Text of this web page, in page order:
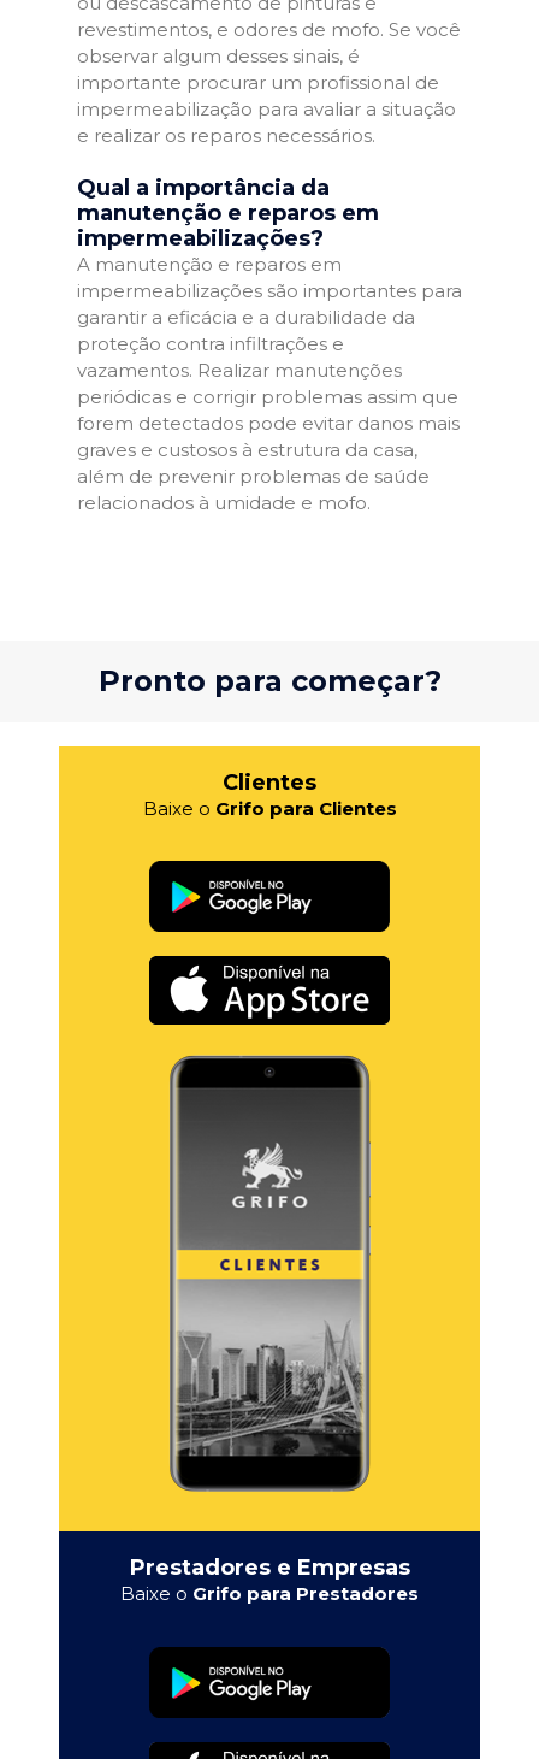
revestimentos, e odores de mofo. Se você
observar algum desses sinais, é
importante procurar um profissional de
impermeabilização para avaliar a situação
e realizar os reparos necessários.
Qual a importância da
manutenção e reparos em
impermeabilizações?
A manutenção e reparos em
impermeabilizações são importantes para
garantir a eficácia e a durabilidade da
proteção contra infiltrações e
vazamentos. Realizar manutenções
periódicas e corrigir problemas assim que
forem detectados pode evitar danos mais
graves e custosos à estrutura da casa,
além de prevenir problemas de saúde
relacionados à umidade e mofo.
Pronto para começar?
Clientes
Baixe o Grifo para Clientes
Prestadores e Empresas
Baixe o Grifo para Prestadores